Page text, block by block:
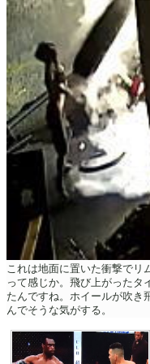
これは地面に置いた衝撃でリ
って感じか。飛び上がったタ
たんですね。ホイールが吹き
んでそうな気がする。